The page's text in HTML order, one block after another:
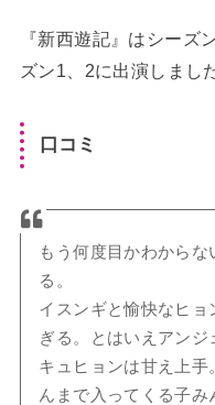
『新西遊記』はシーズ
ズン1、2に出演しまし
口コミ
もう何度目かわから
る。
イスンギと愉快なヒョ
ぎる。とはいえアンジ
キュヒョンは甘え上手
んまで入ってくる子